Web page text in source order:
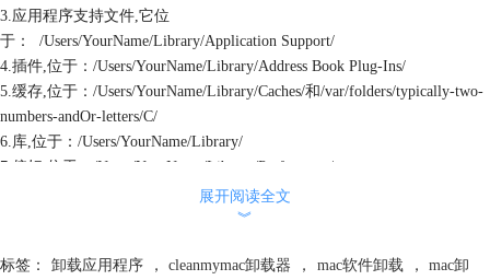
3.应用程序支持文件,它位
于： /Users/YourName/Library/Application Support/
4.插件,位于：/Users/YourName/Library/Address Book Plug-Ins/
5.缓存,位于：/Users/YourName/Library/Caches/和/var/folders/typically-two-
numbers-andOr-letters/C/
6.库,位于：/Users/YourName/Library/
7.偏好,位于：/Users/YourName/Library/Preferences/
8.保存状态,位于： /Users/YourName/Library/Saved Application State/
9.崩溃,位于：/Users/YourName/Library/Application Support/CrashReporter/
删除，但是在删除系统文件的时候一定要小心，如果误删就有可能影响
展开阅读全文
︾
标签： 卸载应用程序 ， cleanmymac卸载器 ， mac软件卸载 ，
mac卸